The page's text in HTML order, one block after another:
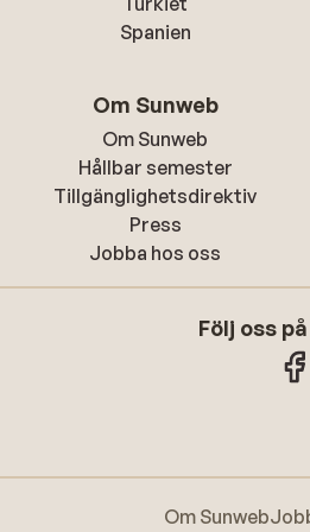
Spanien
Om Sunweb
Om Sunweb
Hållbar semester
Tillgänglighetsdirektiv
Press
Jobba hos oss
Följ oss
Om Sunweb